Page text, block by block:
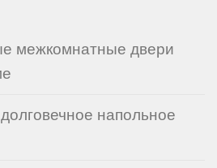
межкомнатные двери
напольное